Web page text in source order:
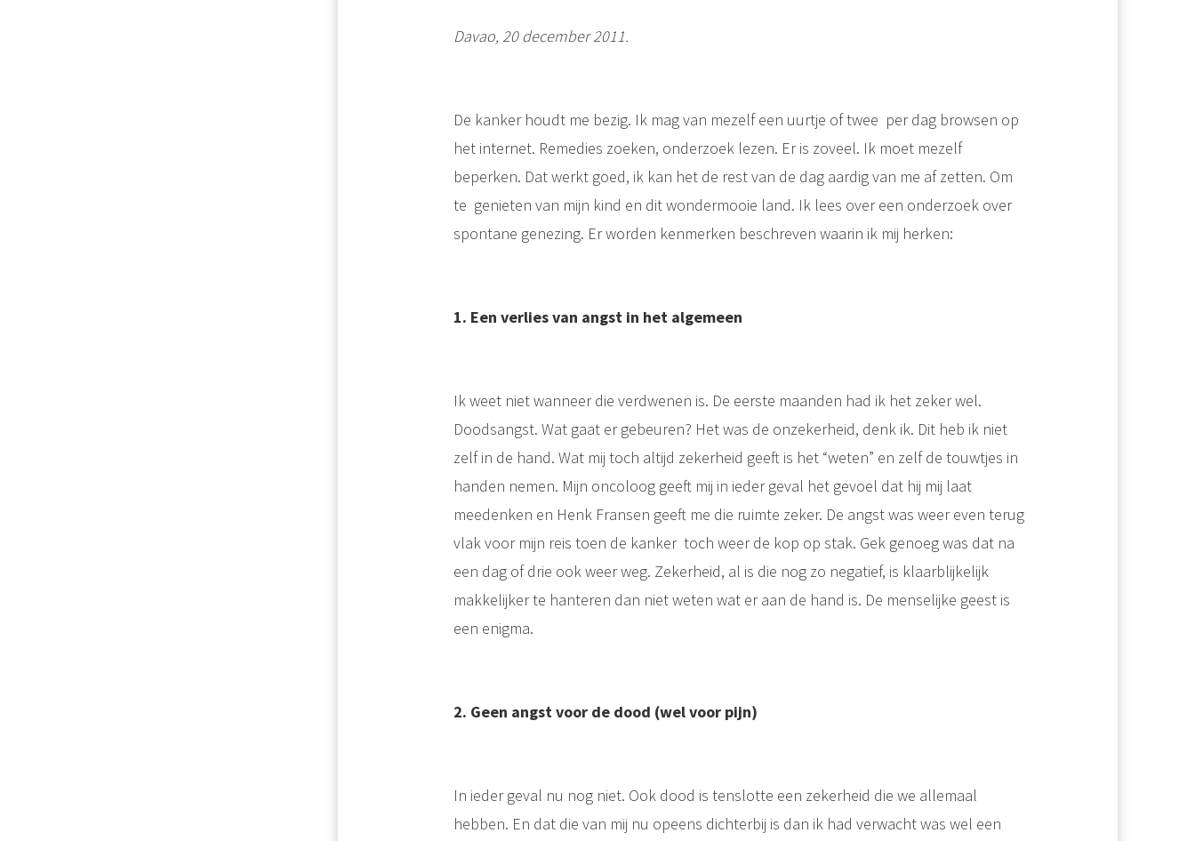
Davao, 20 december 2011.
De kanker houdt me bezig. Ik mag van mezelf een uurtje of twee per dag browsen op
het internet. Remedies zoeken, onderzoek lezen. Er is zoveel. Ik moet mezelf
beperken. Dat werkt goed, ik kan het de rest van de dag aardig van me af zetten. Om
te genieten van mijn kind en dit wondermooie land. Ik lees over een onderzoek over
spontane genezing. Er worden kenmerken beschreven waarin ik mij herken:
1. Een verlies van angst in het algemeen
Ik weet niet wanneer die verdwenen is. De eerste maanden had ik het zeker wel.
Doodsangst. Wat gaat er gebeuren? Het was de onzekerheid, denk ik. Dit heb ik niet
zelf in de hand. Wat mij toch altijd zekerheid geeft is het “weten” en zelf de touwtjes in
handen nemen. Mijn oncoloog geeft mij in ieder geval het gevoel dat hij mij laat
meedenken en Henk Fransen geeft me die ruimte zeker. De angst was weer even terug
vlak voor mijn reis toen de kanker toch weer de kop op stak. Gek genoeg was dat na
een dag of drie ook weer weg. Zekerheid, al is die nog zo negatief, is klaarblijkelijk
makkelijker te hanteren dan niet weten wat er aan de hand is. De menselijke geest is
een enigma.
2. Geen angst voor de dood (wel voor pijn)
In ieder geval nu nog niet. Ook dood is tenslotte een zekerheid die we allemaal
hebben. En dat die van mij nu opeens dichterbij is dan ik had verwacht was wel een